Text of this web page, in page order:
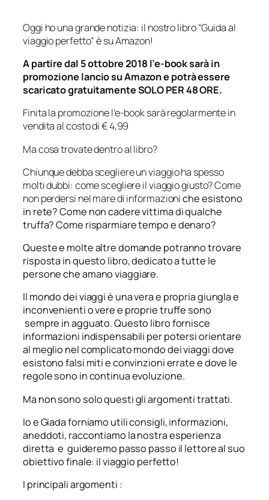
Oggi ho una grande notizia: il nostro libro “Guida al
viaggio perfetto” è su Amazon!
A partire dal 5 ottobre 2018 l’e-book sarà in
promozione lancio su Amazon e potrà essere
scaricato gratuitamente SOLO PER 48 ORE.
Finita la promozione l’e-book sarà regolarmente in
vendita al costo di € 4,99
Ma cosa trovate dentro al libro?
Chiunque debba scegliere un viaggio ha spesso
molti dubbi: come scegliere il viaggio giusto? Come
non perdersi nel mare di informazioniche esistono
in rete? Come non cadere vittima di qualche
truffa? Come risparmiare tempo e denaro?
Queste e molte altre domande potranno trovare
risposta in questo libro, dedicato a tutte le
persone che amano viaggiare.
Il mondo dei viaggi è una vera e propria giungla e
inconvenienti o vere e proprie truffe sono
sempre in agguato. Questo libro fornisce
informazioni indispensabili per potersi orientare
al meglio nel complicato mondo dei viaggi dove
esistono falsi miti e convinzioni errate e dove le
regole sono in continua evoluzione.
Ma non sono solo questi gli argomenti trattati.
Io e Giadaforniamo utili consigli, informazioni,
aneddoti, raccontiamo la nostra esperienza
diretta e guideremo passo passo il lettore al suo
obiettivo finale: il viaggio perfetto!
I principali argomenti :